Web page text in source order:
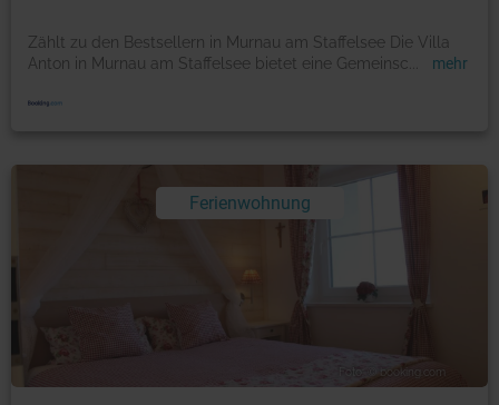
Zählt zu den Bestsellern in Murnau am Staffelsee Die Villa
Anton in Murnau am Staffelsee bietet eine Gemeinsc
mehr
Ferienwohnung
Foto: © booking.com